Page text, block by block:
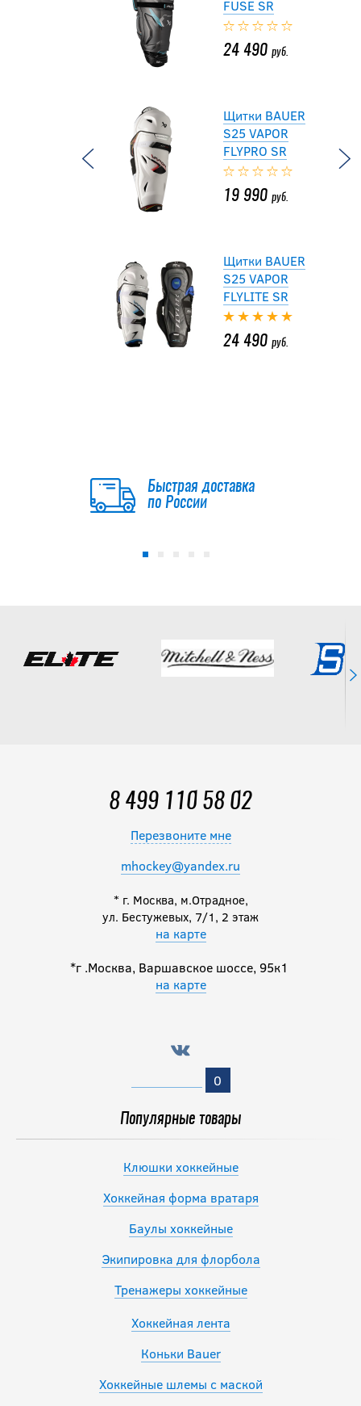
FUSE SR
24 490 руб.
Щитки BAUER
S25 VAPOR
FLYPRO SR
19 990 руб.
Щитки BAUER
S25 VAPOR
FLYLITE SR
24 490 руб.
24 990
Щитки BAUER
FLYPRO SR
19 990
24 490
Быстрая доставка
по России
8 499 110 58 02
Перезвоните мне
mhockey@yandex.ru
* г. Москва, м.Отрадное,
ул. Бестужевых, 7/1, 2 этаж
на карте
*г .Москва, Варшавское шоссе, 95к1
на карте
0
Популярные товары
Клюшки хоккейные
Хоккейная форма вратаря
Баулы хоккейные
Экипировка для флорбола
Тренажеры хоккейные
Хоккейная лента
Коньки Bauer
Хоккейные шлемы с маской